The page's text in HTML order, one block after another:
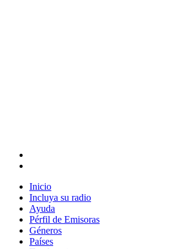
Inicio
Incluya su radio
Ayuda
Pérfil de Emisoras
Géneros
Países